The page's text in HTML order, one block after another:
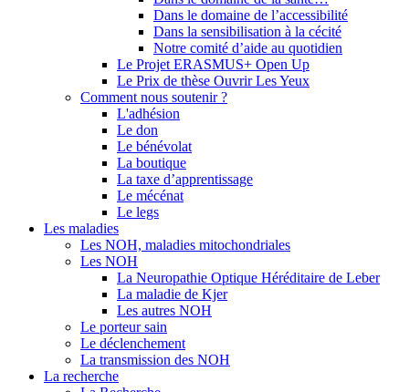
Dans le domaine de l’accessibilité
Dans la sensibilisation à la cécité
Notre comité d’aide au quotidien
Le Projet ERASMUS+ Open Up
Le Prix de thèse Ouvrir Les Yeux
Comment nous soutenir ?
L'adhésion
Le don
Le bénévolat
La boutique
La taxe d’apprentissage
Le mécénat
Le legs
Les maladies
Les NOH, maladies mitochondriales
Les NOH
La Neuropathie Optique Héréditaire de Leber
La maladie de Kjer
Les autres NOH
Le porteur sain
Le déclenchement
La transmission des NOH
La recherche